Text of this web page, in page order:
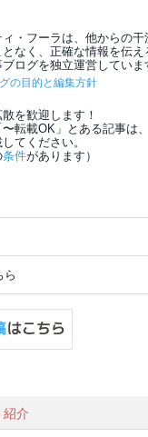
ィ・フーラは、他からの干
なく、正確な情報を伝え
ログを独立運営していま
の目的と編集方針
を歓迎します！
転載OK」とある記事は、
てください。
条件があります）
ら
紹介